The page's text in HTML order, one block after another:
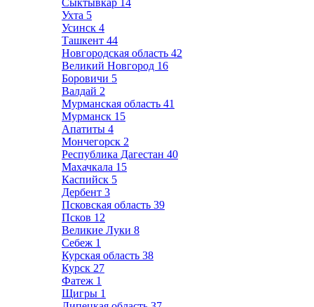
Сыктывкар 14
Ухта 5
Усинск 4
Ташкент 44
Новгородская область 42
Великий Новгород 16
Боровичи 5
Валдай 2
Мурманская область 41
Мурманск 15
Апатиты 4
Мончегорск 2
Республика Дагестан 40
Махачкала 15
Каспийск 5
Дербент 3
Псковская область 39
Псков 12
Великие Луки 8
Себеж 1
Курская область 38
Курск 27
Фатеж 1
Щигры 1